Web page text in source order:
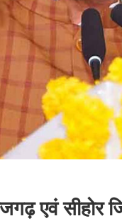
एवं सीहोर